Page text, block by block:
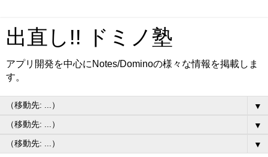
出直し!! ドミノ塾
アプリ開発を中心にNotes/Dominoの様々な情報を掲載しま
す。
▼
▼
▼